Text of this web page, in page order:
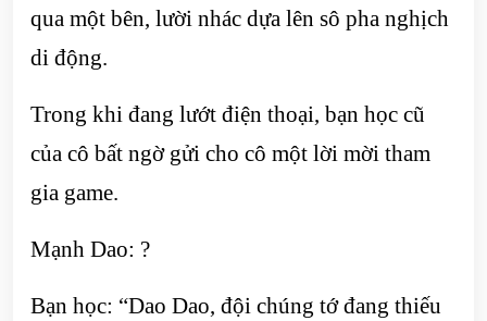
qua một bên, lười nhác dựa lên sô pha nghịch
di động.
Trong khi đang lướt điện thoại, bạn học cũ
của cô bất ngờ gửi cho cô một lời mời tham
gia game.
Mạnh Dao: ?
Bạn học: “Dao Dao, đội chúng tớ đang thiếu